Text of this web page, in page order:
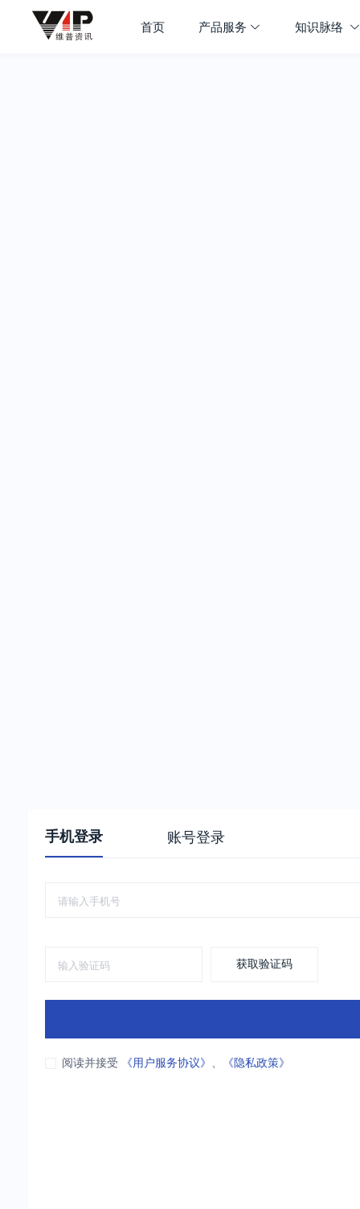
首页 产品服务 知识脉络
手机登录 账号登录
获取验证码
阅读并接受 《用户服务协议》 、 《隐私政策》